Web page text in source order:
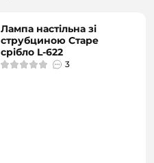
Лампа настільна зі
струбциною Старе
срібло L-622
3